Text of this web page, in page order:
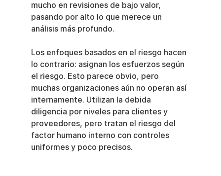
mucho en revisiones de bajo valor,
pasando por alto lo que merece un
análisis más profundo.
Los enfoques basados en el riesgo hacen
lo contrario: asignan los esfuerzos según
el riesgo. Esto parece obvio, pero
muchas organizaciones aún no operan así
internamente. Utilizan la debida
diligencia por niveles para clientes y
proveedores, pero tratan el riesgo del
factor humano interno con controles
uniformes y poco precisos.